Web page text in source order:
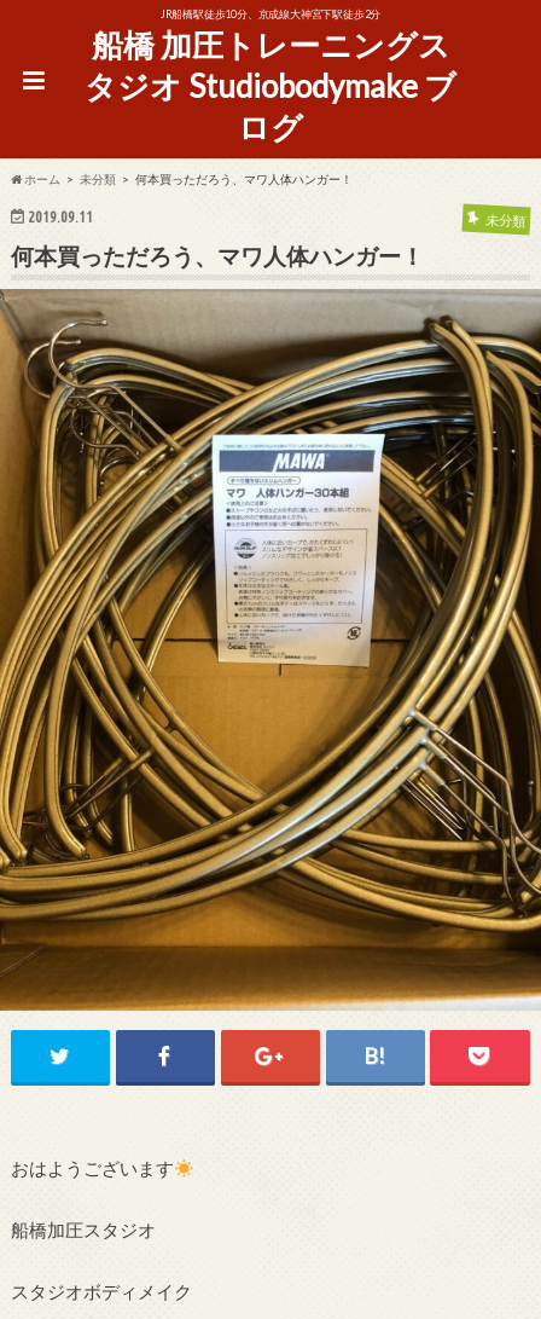
JR船橋駅徒歩10分、京成線大神宮下駅徒歩2分
船橋 加圧トレーニングス
タジオ Studiobodymake ブ
ログ
ホーム 未分類 何本買っただろう、マワ人体ハンガー！
2019.09.11 未分類
何本買っただろう、マワ人体ハンガー！
おはようございます
船橋加圧スタジオ
スタジオボディメイク